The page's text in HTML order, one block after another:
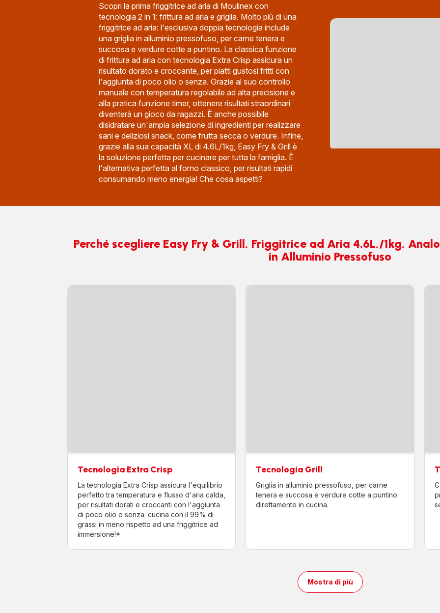
Scopri la prima friggitrice ad aria di Moulinex con
tecnologia 2 in 1: frittura ad aria e griglia. Molto più di una
friggitrice ad aria: l'esclusiva doppia tecnologia include
una griglia in alluminio pressofuso, per carne tenera e
succosa e verdure cotte a puntino. La classica funzione
di frittura ad aria con tecnologia Extra Crisp assicura un
risultato dorato e croccante, per piatti gustosi fritti con
l'aggiunta di poco olio o senza. Grazie al suo controllo
manuale con temperatura regolabile ad alta precisione e
alla pratica funzione timer, ottenere risultati straordinari
diventerà un gioco da ragazzi. È anche possibile
disidratare un'ampia selezione di ingredienti per realizzare
sani e deliziosi snack, come frutta secca o verdure. Infine,
grazie alla sua capacità XL di 4.6L/1kg, Easy Fry & Grill è
la soluzione perfetta per cucinare per tutta la famiglia. È
l'alternativa perfetta al forno classico, per risultati rapidi
consumando meno energia! Che cosa aspetti?
Perché scegliere Easy Fry & Grill, Friggitrice ad Aria 4.6L,/1kg,
in Alluminio Pressofuso
Tecnologia Extra Crisp
La tecnologia Extra Crisp assicura l'equilibrio
perfetto tra temperatura e flusso d'aria calda,
per risultati dorati e croccanti con l'aggiunta
di poco olio o senza: cucina con il 99% di
grassi in meno rispetto ad una friggitrice ad
immersione!*
Tecnologia Grill
Griglia in alluminio pressofuso, per carne
tenera e succosa e verdure cotte a puntino
direttamente in cucina.
Mostra di più